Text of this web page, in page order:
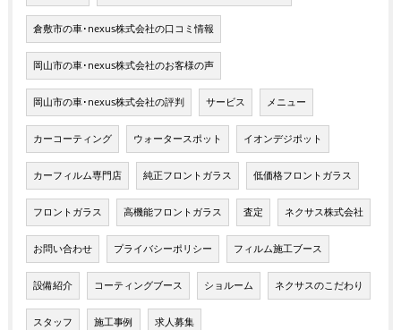
倉敷市の車･nexus株式会社の口コミ情報
岡山市の車･nexus株式会社のお客様の声
岡山市の車･nexus株式会社の評判 サービス メニュー
カーコーティング ウォータースポット イオンデジポット
カーフィルム専門店 純正フロントガラス 低価格フロントガラス
フロントガラス 高機能フロントガラス 査定 ネクサス株式会社
お問い合わせ プライバシーポリシー フィルム施工ブース
設備紹介 コーティングブース ショルーム ネクサスのこだわり
スタッフ 施工事例 求人募集